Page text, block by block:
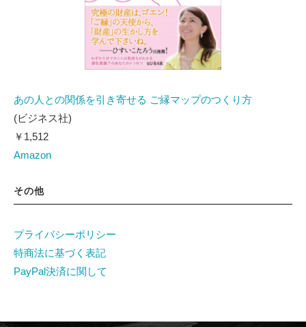
あの人との関係を引き寄せる ご縁マップのつくり方
(ビジネス社)
￥1,512
Amazon
その他
プライバシーポリシー
特商法に基づく表記
PayPal決済に関して